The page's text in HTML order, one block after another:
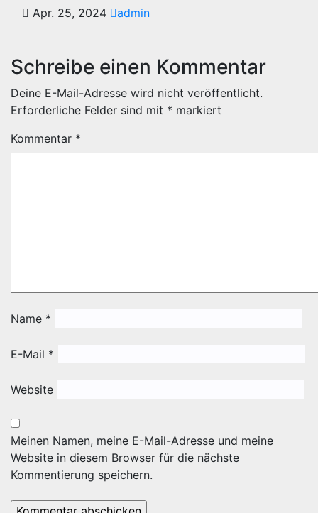
Apr. 25, 2024 admin
Schreibe einen Kommentar
Deine E-Mail-Adresse wird nicht veröffentlicht.
Erforderliche Felder sind mit * markiert
Kommentar *
Name *
E-Mail *
Website
Meinen Namen, meine E-Mail-Adresse und meine
Website in diesem Browser für die nächste
Kommentierung speichern.